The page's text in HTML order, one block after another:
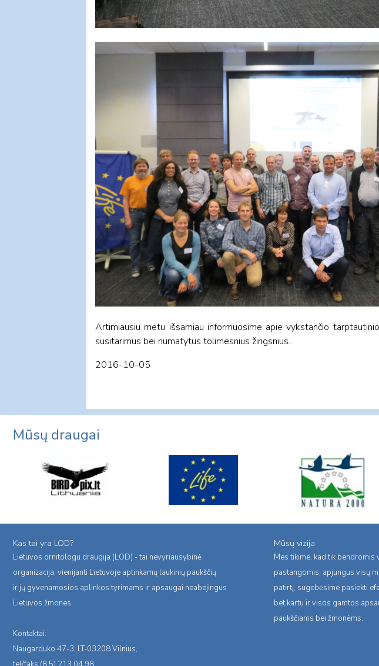
Artimiausiu metu išsamiau informuosime apie vykstančio
susitarimus bei numatytus tolimesnius žingsnius.
2016-10-05
Mūsų draugai
Kas tai yra LOD?
Lietuvos ornitologu draugija (LOD) - tai nevyriausybinė
organizacija, vienijanti Lietuvoje aptinkamų laukinių paukščių
ir jų gyvenamosios aplinkos tyrimams ir apsaugai neabejingus
Lietuvos žmones.
Kontaktai:
Naugarduko 47-3, LT-03208 Vilnius,
Mūsų vizija
Mes tikime, kad tik
pastangomis, apjungus visų
patirtį, sugebėsime pasiekti
bet kartu ir visos gamtos
paukščiams bei žmonėms.